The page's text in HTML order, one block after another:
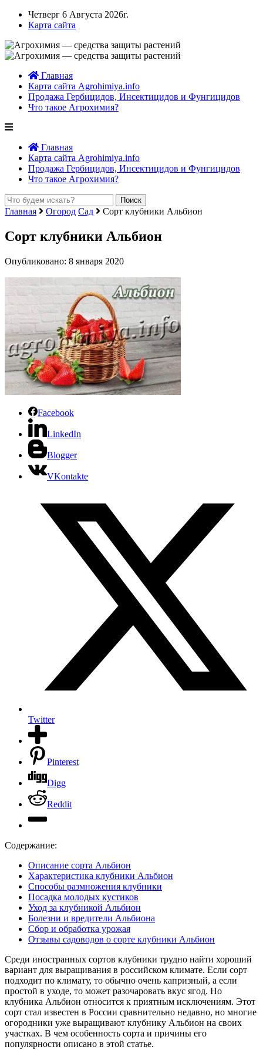
Четверг 6 Августа 2026г.
Карта сайта
Главная
Карта сайта Agrohimiya.info
Продажа Гербицидов, Инсектицидов и Фунгицидов
Что такое Агрохимия?
Главная
Карта сайта Agrohimiya.info
Продажа Гербицидов, Инсектицидов и Фунгицидов
Что такое Агрохимия?
Главная Огород Сад Сорт клубники Альбион
Сорт клубники Альбион
Опубликовано: 8 января 2020
Facebook
LinkedIn
Blogger
VKontakte
Twitter
Pinterest
Digg
Reddit
Содержание:
Описание сорта Альбион
Характеристика клубники Альбион
Способы размножения клубники
Посадка молодых кустиков
Уход за клубникой Альбион
Болезни и вредители Альбиона
Сбор и обработка урожая
Отзывы садоводов о сорте клубники Альбион
Среди иностранных сортов клубники трудно найти хороший
вариант для выращивания в российском климате. Если сорт
подходит по климату, то обычно очень капризный, а если
простой в уходе, то может разочаровать вкус ягод. Но
клубника Альбион относится к приятным исключениям. Этот
сорт стал известен в России сравнительно недавно, но многие
огородники уже выращивают клубнику Альбион на своих
участках. В чем особенность сорта и причины его
популярности описано в этой статье.